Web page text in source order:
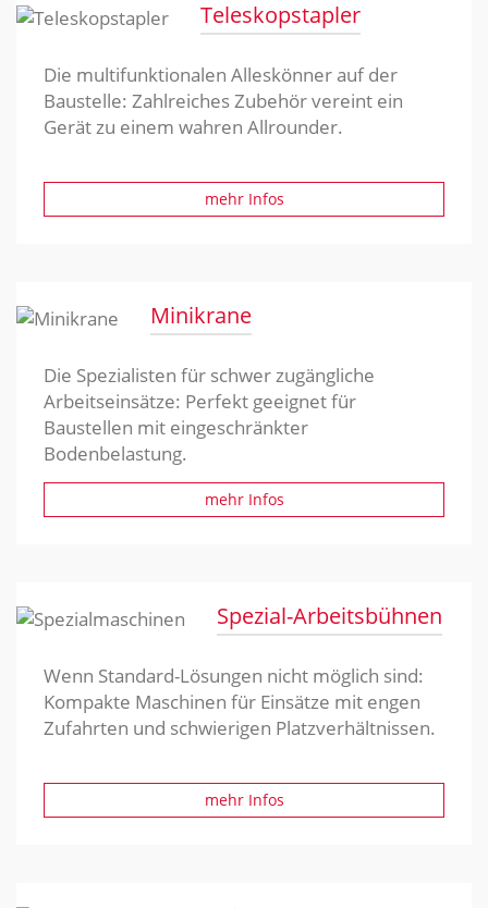
Teleskopstapler
Die multifunktionalen Alleskönner auf der
Baustelle: Zahlreiches Zubehör vereint ein
Gerät zu einem wahren Allrounder.
mehr Infos
Minikrane
Die Spezialisten für schwer zugängliche
Arbeitseinsätze: Perfekt geeignet für
Baustellen mit eingeschränkter
Bodenbelastung.
mehr Infos
Spezial-Arbeitsbühnen
Wenn Standard-Lösungen nicht möglich sind:
Kompakte Maschinen für Einsätze mit engen
Zufahrten und schwierigen Platzverhältnissen.
mehr Infos